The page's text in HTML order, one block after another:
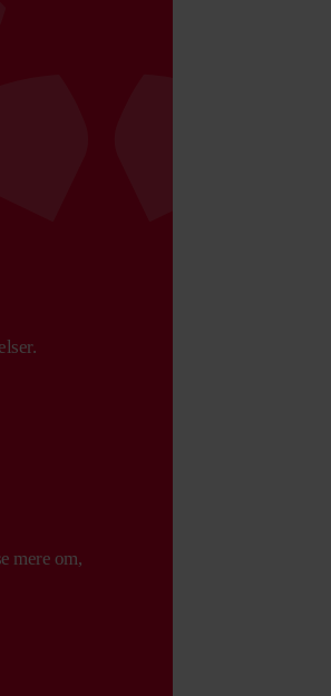
mere om,